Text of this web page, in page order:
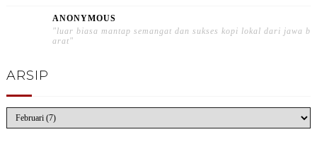
ANONYMOUS
"luar biasa mantap semangat dan sukses kopi lokal dari jawa b
arat"
ARSIP